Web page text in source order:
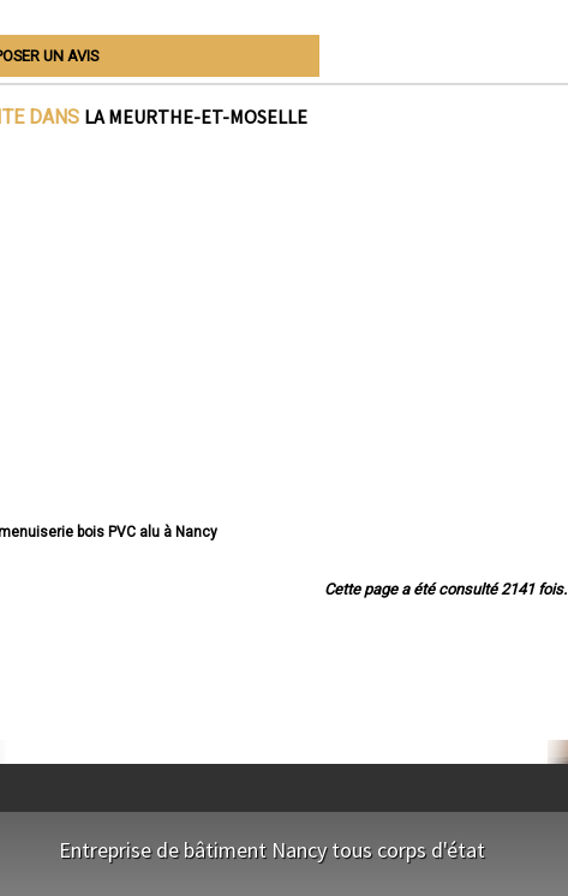
UN AVIS
DANS LA MEURTHE-ET-MOSELLE
bois PVC alu à Nancy
bois PVC alu à Lunéville
bois PVC alu à Villerupt
bois PVC alu à Malzéville
bois PVC alu à Mont-Saint-Martin
Cette page a été consulté 2141 fois.
Entreprise de bâtiment Nancy tous corps d'état